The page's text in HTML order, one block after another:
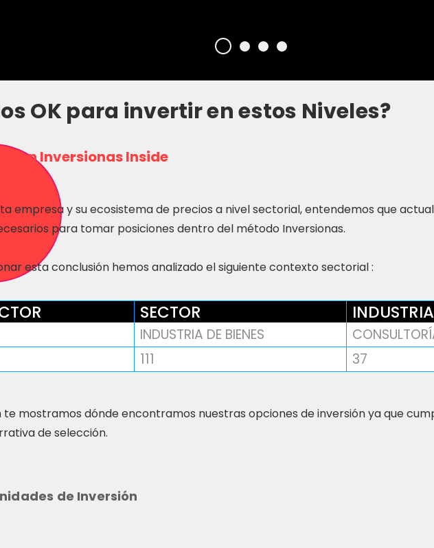
OK para invertir en estos Niveles?
en Inversionas Inside
empresa y su ecosistema de precios a nivel sectorial, entendemos que
para tomar posiciones dentro del método Inversionas.
esta conclusión hemos analizado el siguiente contexto sectorial :
SECTOR INDUSTRIA
INDUSTRIA DE BIENES
111 37
te mostramos dónde encontramos nuestras opciones de inversión ya que
de selección.
de Inversión